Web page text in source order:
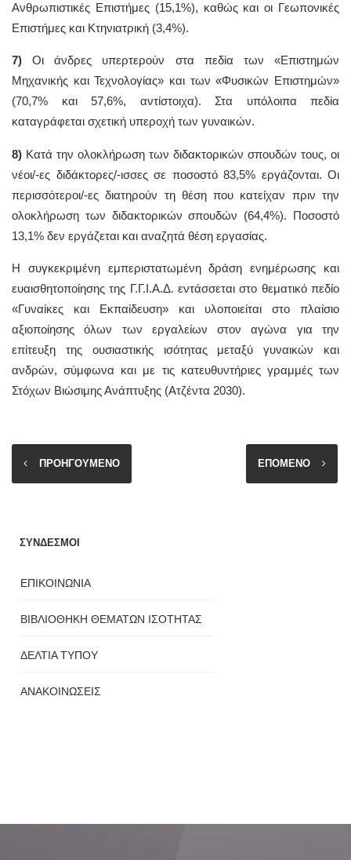
Ανθρωπιστικές Επιστήμες (15,1%), καθώς και οι Γεωπονικές
Επιστήμες και Κτηνιατρική (3,4%).
7) Οι άνδρες υπερτερούν στα πεδία των «Επιστημών
Μηχανικής και Τεχνολογίας» και των «Φυσικών Επιστημών»
(70,7% και 57,6%, αντίστοιχα). Στα υπόλοιπα πεδία
καταγράφεται σχετική υπεροχή των γυναικών.
8) Κατά την ολοκλήρωση των διδακτορικών σπουδών τους, οι
νέοι/-ες διδάκτορες/-ισσες σε ποσοστό 83,5% εργάζονται. Οι
περισσότεροι/-ες διατηρούν τη θέση που κατείχαν πριν την
ολοκλήρωση των διδακτορικών σπουδών (64,4%). Ποσοστό
13,1% δεν εργάζεται και αναζητά θέση εργασίας.
Η συγκεκριμένη εμπεριστατωμένη δράση ενημέρωσης και
ευαισθητοποίησης της Γ.Γ.Ι.Α.Δ. εντάσσεται στο θεματικό πεδίο
«Γυναίκες και Εκπαίδευση» και υλοποιείται στο πλαίσιο
αξιοποίησης όλων των εργαλείων στον αγώνα για την
επίτευξη της ουσιαστικής ισότητας μεταξύ γυναικών και
ανδρών, σύμφωνα και με τις κατευθυντήριες γραμμές των
Στόχων Βιώσιμης Ανάπτυξης (Ατζέντα 2030).
ΠΡΟΗΓΟΥΜΕΝΟ ΕΠΟΜΕΝΟ
ΣΥΝΔΕΣΜΟΙ
ΕΠΙΚΟΙΝΩΝΙΑ
ΒΙΒΛΙΟΘΗΚΗ ΘΕΜΑΤΩΝ ΙΣΟΤΗΤΑΣ
ΔΕΛΤΙΑ ΤΥΠΟΥ
ΑΝΑΚΟΙΝΩΣΕΙΣ